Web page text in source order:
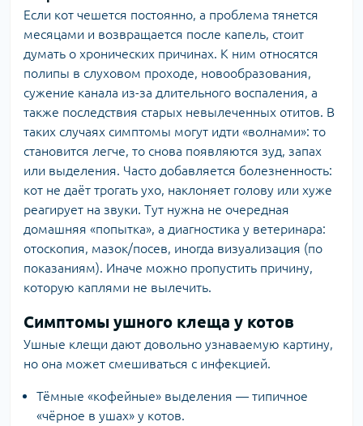
Если кот чешется постоянно, а проблема тянется
месяцами и возвращается после капель, стоит
думать о хронических причинах. К ним относятся
полипы в слуховом проходе, новообразования,
сужение канала из-за длительного воспаления, а
также последствия старых невылеченных отитов. В
таких случаях симптомы могут идти «волнами»: то
становится легче, то снова появляются зуд, запах
или выделения. Часто добавляется болезненность:
кот не даёт трогать ухо, наклоняет голову или хуже
реагирует на звуки. Тут нужна не очередная
домашняя «попытка», а диагностика у ветеринара:
отоскопия, мазок/посев, иногда визуализация (по
показаниям). Иначе можно пропустить причину,
которую каплями не вылечить.
Симптомы ушного клеща у котов
Ушные клещи дают довольно узнаваемую картину,
но она может смешиваться с инфекцией.
Тёмные «кофейные» выделения — типичное
«чёрное в ушах» у котов.